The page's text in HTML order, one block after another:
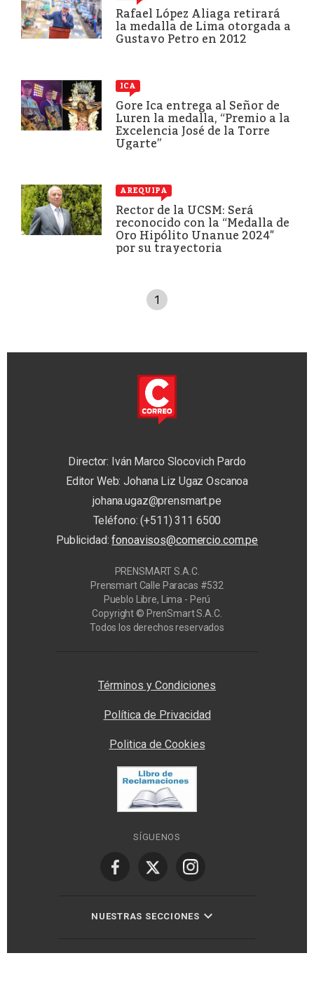
Rafael López Aliaga retirará
la medalla de Lima otorgada a
Gustavo Petro en 2012
ICA
Gore Ica entrega al Señor de
Luren la medalla, “Premio a la
Excelencia José de la Torre
Ugarte”
AREQUIPA
Rector de la UCSM: Será
reconocido con la “Medalla de
Oro Hipólito Unanue 2024″
por su trayectoria
1
Director: Iván Marco Slocovich Pardo
Editor Web: Johana Liz Ugaz Oscanoa
johana.ugaz@prensmart.pe
Teléfono: (+511) 311 6500
Publicidad:fonoavisos@comercio.com.pe
PRENSMART S.A.C.
Prensmart Calle Paracas #532
Pueblo Libre, Lima - Perú
Copyright © PrenSmart S.A.C.
Todos los derechos reservados
Términos y Condiciones
Política de Privacidad
Politica de Cookies
SÍGUENOS
NUESTRAS SECCIONES